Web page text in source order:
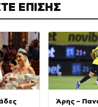
ΕΠΙΣΗΣ
Άρης –